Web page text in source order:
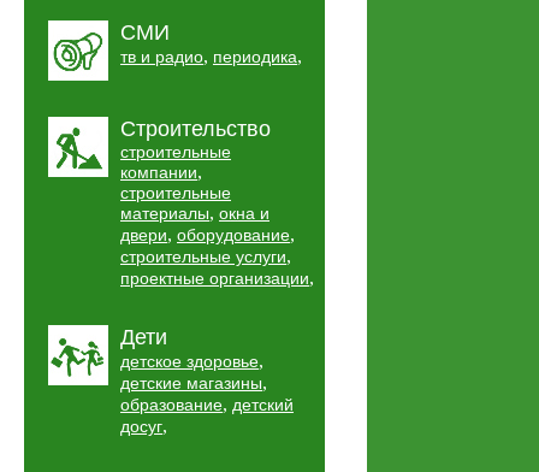
СМИ
тв и радио, периодика,
Строительство
строительные
компании,
строительные
материалы, окна и
двери, оборудование,
строительные услуги,
проектные организации,
Дети
детское здоровье,
детские магазины,
образование, детский
досуг,